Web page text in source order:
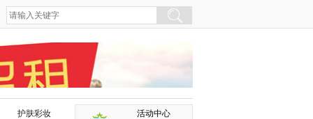
护肤彩妆
活动中心